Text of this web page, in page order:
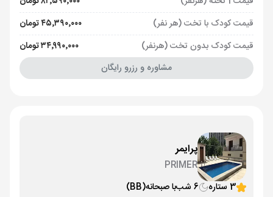
قیمت کودک با تخت (هر نفر)
۴۵٬۳۹۰٬۰۰۰ تومان
قیمت کودک بدون تخت (هرنفر)
۳۴٬۹۹۰٬۰۰۰ تومان
مشاوره و رزرو رایگان
پرایمر
PRIMER
3 ستاره
6 شب با صبحانه(BB)